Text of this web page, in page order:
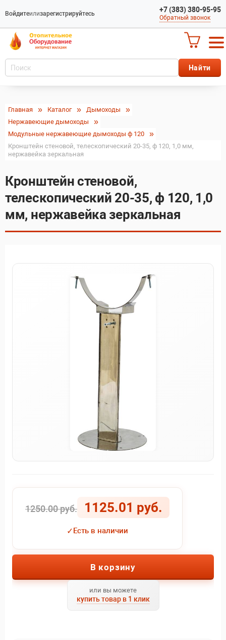
Войдитеилизарегистрируйтесь +7 (383) 380-95-95
Обратный звонок
Главная Каталог
Дымоходы
Нержавеющие дымоходы
Модульные нержавеющие дымоходы ф 120
Кронштейн стеновой, телескопический 20-35, ф 120, 1,0 мм,
нержавейка зеркальная
Кронштейн стеновой,
телескопический 20-35, ф 120, 1,0
мм, нержавейка зеркальная
1250.00 руб. 1125.01 руб.
✓Есть в наличии
В корзину
или вы можете
купить товар в 1 клик